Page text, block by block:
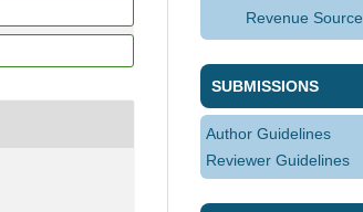
Revenue Source
SUBMISSIONS
Author Guidelines
Reviewer Guidelines